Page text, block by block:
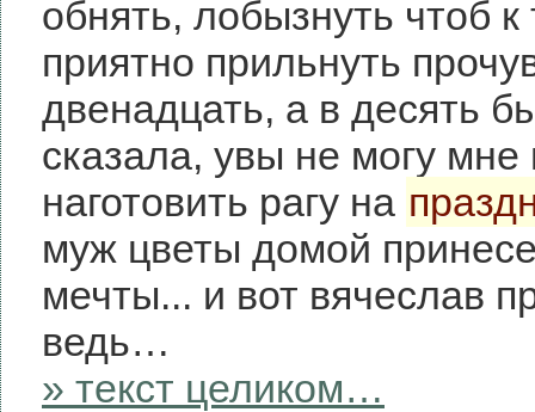
обнять, лобызнуть чтоб
приятно прильнуть
двенадцать, а в десять
сказала, увы не могу
наготовить рагу на
муж цветы домой
мечты... и вот вячеслав
ведь…
» текст целиком…